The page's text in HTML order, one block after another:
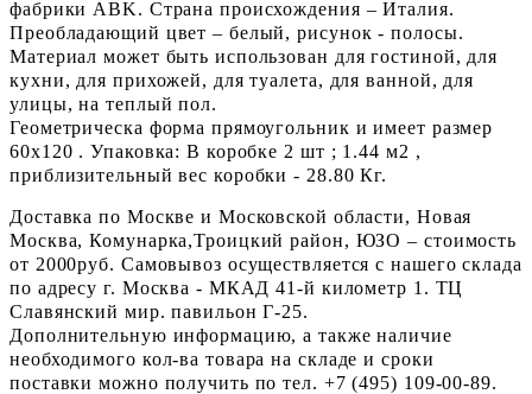
фабрики ABK. Страна происхождения – Италия.
Преобладающий цвет – белый, рисунок - полосы.
Материал может быть использован для гостиной, для
кухни, для прихожей, для туалета, для ванной, для
улицы, на теплый пол.
Геометрическа форма прямоугольник и имеет размер
60x120 . Упаковка: В коробке 2 шт ; 1.44 м2 ,
приблизительный вес коробки - 28.80 Кг.
Доставка по Москве и Московской области, Новая
Москва, Комунарка,Троицкий район, ЮЗО – стоимость
от 2000руб. Самовывоз осуществляется с нашего склада
по адресу г. Москва - МКАД 41-й километр 1. ТЦ
Славянский мир. павильон Г-25.
Дополнительную информацию, а также наличие
необходимого кол-ва товара на складе и сроки
поставки можно получить по тел. +7 (495) 109-00-89.